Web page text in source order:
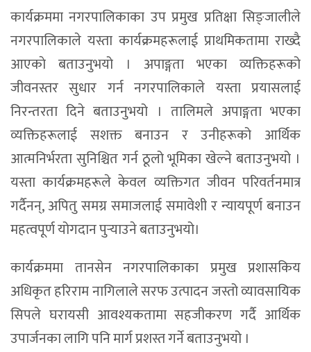
कार्यक्रममा नगरपालिकाका उप प्रमुख प्रतिक्षा सिङ्जालीले
नगरपालिकाले यस्ता कार्यक्रमहरूलाई प्राथमिकतामा राख्दै
आएकाे बताउनुभयो । अपाङ्गता भएका व्यक्तिहरूको
जीवनस्तर सुधार गर्न नगरपालिकाले यस्ता प्रयासलाई
निरन्तरता दिने बताउनुभयो । तालिमले अपाङ्गता भएका
व्यक्तिहरूलाई सशक्त बनाउन र उनीहरूको आर्थिक
आत्मनिर्भरता सुनिश्चित गर्न ठूलो भूमिका खेल्ने बताउनुभयो ।
यस्ता कार्यक्रमहरूले केवल व्यक्तिगत जीवन परिवर्तनमात्र
गर्दैनन्, अपितु समग्र समाजलाई समावेशी र न्यायपूर्ण बनाउन
महत्वपूर्ण योगदान पुर्‍याउने बताउनुभयो।
कार्यक्रममा तानसेन नगरपालिकाका प्रमुख प्रशासकिय
अधिकृत हरिराम नागिलाले सरफ उत्पादन जस्तो व्यावसायिक
सिपले घरायसी आवश्यकतामा सहजीकरण गर्दै आर्थिक
उपार्जनका लागि पनि मार्ग प्रशस्त गर्ने बताउनुभयो ।